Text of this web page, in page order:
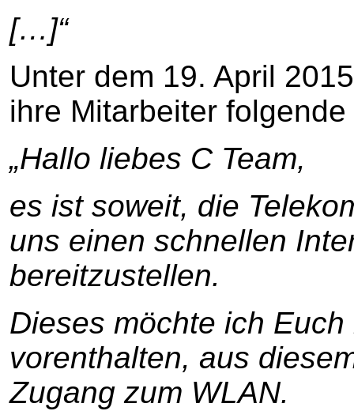
[…]“
Unter dem 19. April
ihre Mitarbeiter
„Hallo liebes C Team,
es ist soweit, die
uns einen schnellen
bereitzustellen.
Dieses möchte ich
vorenthalten, aus
Zugang zum WLAN.